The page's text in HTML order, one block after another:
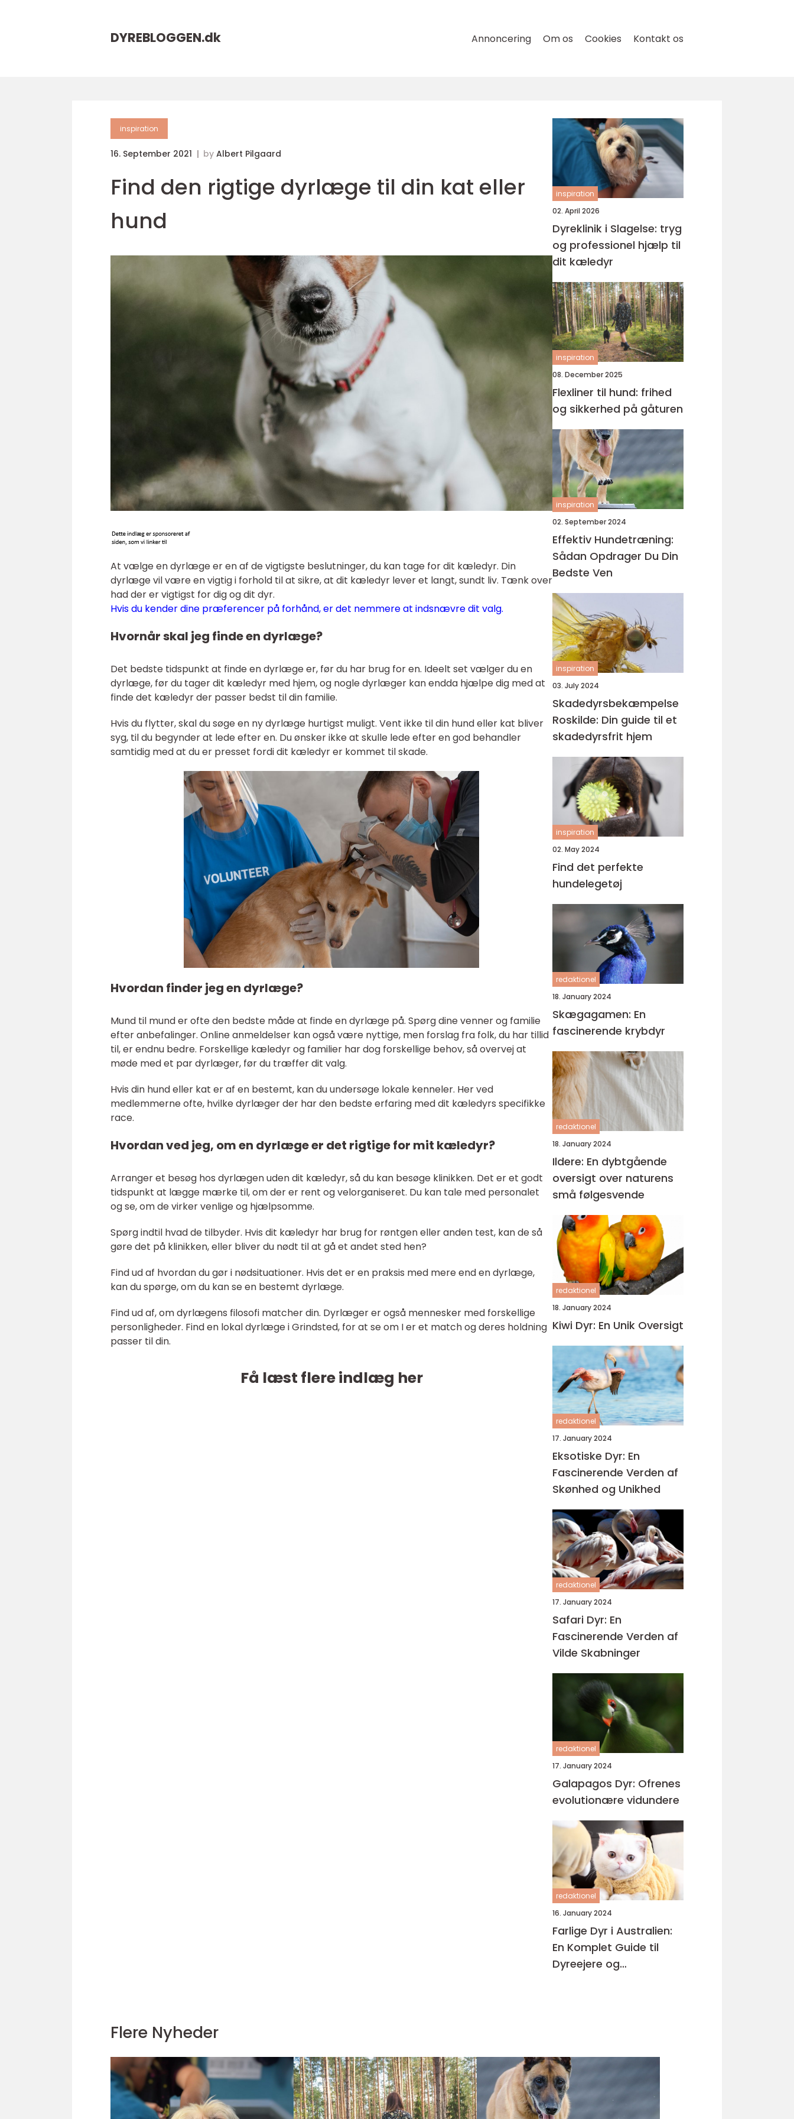
DYREBLOGGEN.dk Annoncering Om os Cookies Kontakt os
inspiration
16. September 2021 by Albert Pilgaard
Find den rigtige dyrlæge til din kat eller
hund
At vælge en dyrlæge er en af ​​de vigtigste beslutninger, du kan tage for dit kæledyr. Din
dyrlæge vil være en vigtig i forhold til at sikre, at dit kæledyr lever et langt, sundt liv. Tænk over
had der er vigtigst for dig og dit dyr.
Hvis du kender dine præferencer på forhånd, er det nemmere at indsnævre dit valg.
Hvornår skal jeg finde en dyrlæge?
Det bedste tidspunkt at finde en dyrlæge er, før du har brug for en. Ideelt set vælger du en
dyrlæge, før du tager dit kæledyr med hjem, og nogle dyrlæger kan endda hjælpe dig med at
finde det kæledyr der passer bedst til din familie.
Hvis du flytter, skal du søge en ny dyrlæge hurtigst muligt. Vent ikke til din hund eller kat bliver
syg, til du begynder at lede efter en. Du ønsker ikke at skulle lede efter en god behandler
samtidig med at du er presset fordi dit kæledyr er kommet til skade.
Hvordan finder jeg en dyrlæge?
Mund til mund er ofte den bedste måde at finde en dyrlæge på. Spørg dine venner og familie
efter anbefalinger. Online anmeldelser kan også være nyttige, men forslag fra folk, du har tillid
til, er endnu bedre. Forskellige kæledyr og familier har dog forskellige behov, så overvej at
møde med et par dyrlæger, før du træffer dit valg.
Hvis din hund eller kat er af en bestemt, kan du undersøge lokale kenneler. Her ved
medlemmerne ofte, hvilke dyrlæger der har den bedste erfaring med dit kæledyrs specifikke
race.
Hvordan ved jeg, om en dyrlæge er det rigtige for mit kæledyr?
Arranger et besøg hos dyrlægen uden dit kæledyr, så du kan besøge klinikken. Det er et godt
tidspunkt at lægge mærke til, om der er rent og velorganiseret. Du kan tale med personalet
og se, om de virker venlige og hjælpsomme.
Spørg indtil hvad de tilbyder. Hvis dit kæledyr har brug for røntgen eller anden test, kan de så
gøre det på klinikken, eller bliver du nødt til at gå et andet sted hen?
Find ud af hvordan du gør i nødsituationer. Hvis det er en praksis med mere end en dyrlæge,
kan du spørge, om du kan se en bestemt dyrlæge.
Find ud af, om dyrlægens filosofi matcher din. Dyrlæger er også mennesker med forskellige
personligheder. Find en lokal dyrlæge i Grindsted, for at se om I er et match og deres holdning
passer til din.
Få læst flere indlæg her
inspiration
02. April 2026
Dyreklinik i Slagelse: tryg
og professionel hjælp til
dit kæledyr
inspiration
08. December 2025
Flexliner til hund: frihed
og sikkerhed på gåturen
inspiration
02. September 2024
Effektiv Hundetræning:
Sådan Opdrager Du Din
Bedste Ven
inspiration
03. July 2024
Skadedyrsbekæmpelse
Roskilde: Din guide til et
skadedyrsfrit hjem
inspiration
02. May 2024
Find det perfekte
hundelegetøj
redaktionel
18. January 2024
Skægagamen: En
fascinerende krybdyr
redaktionel
18. January 2024
Ildere: En dybtgående
oversigt over naturens
små følgesvende
redaktionel
18. January 2024
Kiwi Dyr: En Unik Oversigt
redaktionel
17. January 2024
Eksotiske Dyr: En
Fascinerende Verden af
Skønhed og Unikhed
redaktionel
17. January 2024
Safari Dyr: En
Fascinerende Verden af
Vilde Skabninger
redaktionel
17. January 2024
Galapagos Dyr: Ofrenes
evolutionære vidundere
redaktionel
16. January 2024
Farlige Dyr i Australien:
En Komplet Guide til
Dyreejere og
Flere Nyheder